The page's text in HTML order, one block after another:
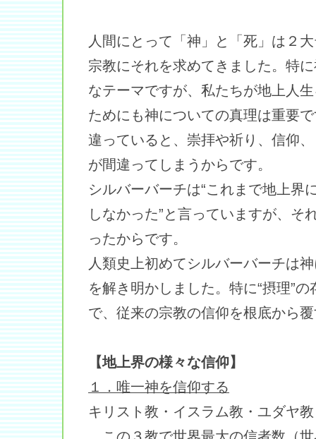
人間にとって「神」と「死」は２
宗教にそれを求めてきました。特
なテーマですが、私たちが地上人
ためにも神についての真理は重要
違っていると、崇拝や祈り、信仰
が間違ってしまうからです。
シルバーバーチは“これまで地上界
しなかった”と言っていますが、そ
ったからです。
人類史上初めてシルバーバーチは
を解き明かしました。特に“摂理”
で、従来の宗教の信仰を根底から
【地上界の様々な信仰】
１．唯一神を信仰する
キリスト教・イスラム教・ユダヤ教